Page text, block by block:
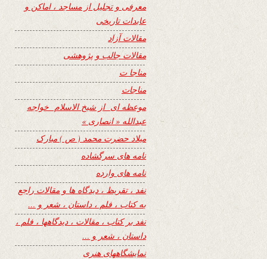
معرفی و تجلیل از مساجد ، اماکن و
عابدات تاریخی
مقالات آزاد
مقالات جالب و پژوهشی
مناجا ت
مناجات
موعظه ای از شیخ الاسلام خواجه
عبدالله « انصاری »
میلاد حضرت محمد ( ص ) مبارک
نامه های سرگشاده
نامه های وارده
نفد ، تقریظ ، دیدگاه ها و مقالات راجع
به کتاب ، فلم ، داستان ، شعر و …
نفد بر کتاب ، مقالات ، دیدگاهها ، فلم ،
داستان ، شعر و …
نمایشگاههای هنری